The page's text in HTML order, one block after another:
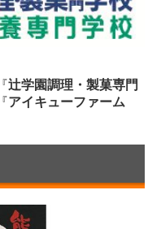
辻学園調理・製菓専門
『アイキューファーム